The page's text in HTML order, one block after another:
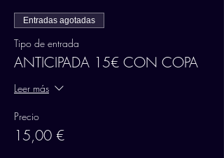
Entradas agotadas
Tipo de entrada
ANTICIPADA 15€ CON COPA
Leer más
Precio
15,00 €